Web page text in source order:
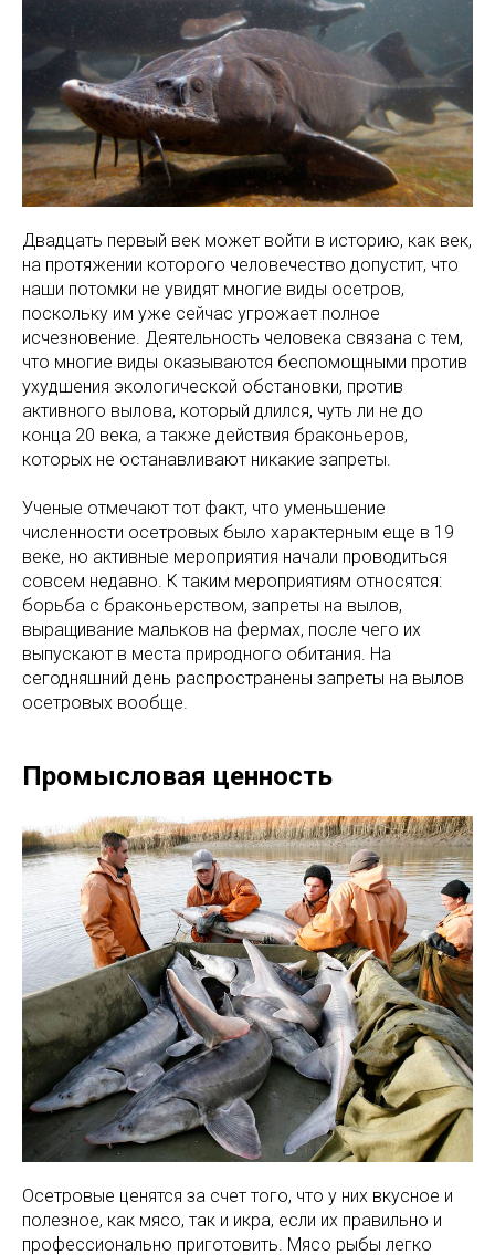
Двадцать первый век может войти в историю, как век,
на протяжении которого человечество допустит, что
наши потомки не увидят многие виды осетров,
поскольку им уже сейчас угрожает полное
исчезновение. Деятельность человека связана с тем,
что многие виды оказываются беспомощными против
ухудшения экологической обстановки, против
активного вылова, который длился, чуть ли не до
конца 20 века, а также действия браконьеров,
которых не останавливают никакие запреты.
Ученые отмечают тот факт, что уменьшение
численности осетровых было характерным еще в 19
веке, но активные мероприятия начали проводиться
совсем недавно. К таким мероприятиям относятся:
борьба с браконьерством, запреты на вылов,
выращивание мальков на фермах, после чего их
выпускают в места природного обитания. На
сегодняшний день распространены запреты на вылов
осетровых вообще.
Промысловая ценность
Осетровые ценятся за счет того, что у них вкусное и
полезное, как мясо, так и икра, если их правильно и
профессионально приготовить. Мясо рыбы легко